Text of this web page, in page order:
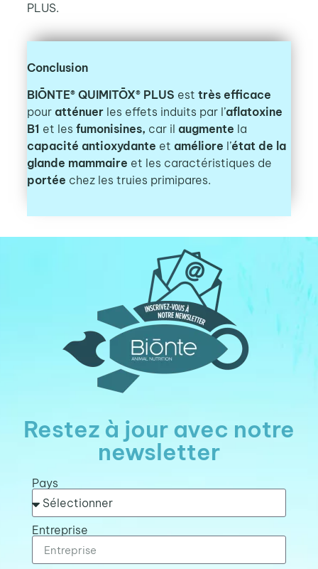
PLUS.
Conclusion
BIŌNTE® QUIMITŌX® PLUS est très efficace
pouratténuer les effets induits par l’aflatoxine
B1 et les fumonisines, car il augmente la
capacité antioxydante et améliore l’état de la
glande mammaire et les caractéristiques de
portée chez les truies primipares.
Restez à jour avec notre
newsletter
Pays
Entreprise